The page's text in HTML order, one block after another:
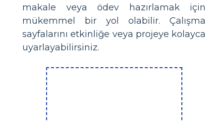
makale veya ödev hazırlamak için
mükemmel bir yol olabilir. Çalışma
sayfalarını etkinliğe veya projeye kolayca
uyarlayabilirsiniz.